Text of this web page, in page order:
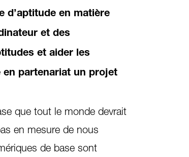
d’aptitude en matière
et des
et aider les
en partenariat un projet
que tout le monde devrait
en mesure de nous
de base sont